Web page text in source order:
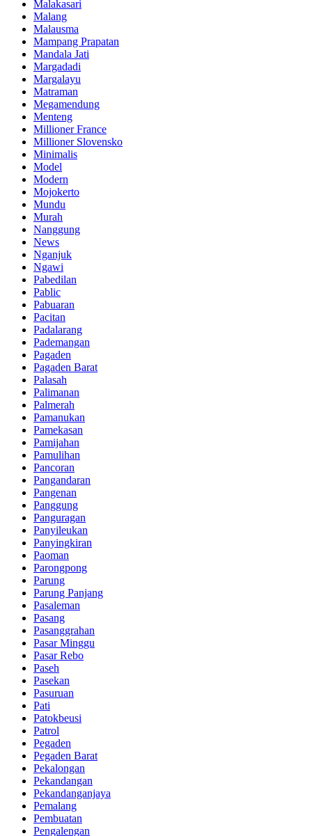
Malakasari
Malang
Malausma
Mampang Prapatan
Mandala Jati
Margadadi
Margalayu
Matraman
Megamendung
Menteng
Millioner France
Millioner Slovensko
Minimalis
Model
Modern
Mojokerto
Mundu
Murah
Nanggung
News
Nganjuk
Ngawi
Pabedilan
Pablic
Pabuaran
Pacitan
Padalarang
Pademangan
Pagaden
Pagaden Barat
Palasah
Palimanan
Palmerah
Pamanukan
Pamekasan
Pamijahan
Pamulihan
Pancoran
Pangandaran
Pangenan
Panggung
Panguragan
Panyileukan
Panyingkiran
Paoman
Parongpong
Parung
Parung Panjang
Pasaleman
Pasang
Pasanggrahan
Pasar Minggu
Pasar Rebo
Paseh
Pasekan
Pasuruan
Pati
Patokbeusi
Patrol
Pegaden
Pegaden Barat
Pekalongan
Pekandangan
Pekandanganjaya
Pemalang
Pembuatan
Pengalengan